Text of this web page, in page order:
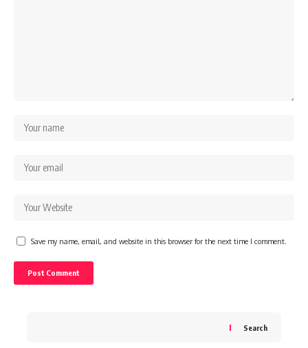
Save my name, email, and website in this browser for the next time I comment.
Search